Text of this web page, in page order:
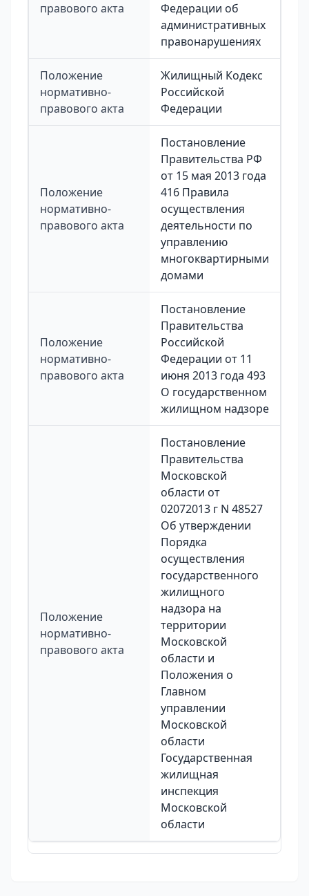
правового акта
Федерации об
административных
правонарушениях
Положение
нормативно-
правового акта
Жилищный Кодекс
Российской
Федерации
Положение
нормативно-
правового акта
Постановление
Правительства РФ
от 15 мая 2013 года
416 Правила
осуществления
деятельности по
управлению
многоквартирными
домами
Положение
нормативно-
правового акта
Постановление
Правительства
Российской
Федерации от 11
июня 2013 года 493
О государственном
жилищном надзоре
Положение
нормативно-
правового акта
Постановление
Правительства
Московской
области от
02072013 г N 48527
Об утверждении
Порядка
осуществления
государственного
жилищного
надзора на
территории
Московской
области и
Положения о
Главном
управлении
Московской
области
Государственная
жилищная
инспекция
Московской
области